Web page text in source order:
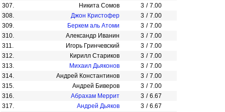
307.
Никита Сомов 3 / 7.00
308.
Джон Кристофер 3 / 7.00
309.
Беркем аль Атоми 3 / 7.00
310.
Александр Иванин 3 / 7.00
311.
Игорь Гринчевский 3 / 7.00
312.
Кирилл Стариков 3 / 7.00
313.
Михаил Дьяконов 3 / 7.00
314.
Андрей Константинов 3 / 7.00
315.
Андрей Биверов 3 / 7.00
316.
Абрахам Меррит 3 / 6.67
317.
Андрей Дьяков 3 / 6.67